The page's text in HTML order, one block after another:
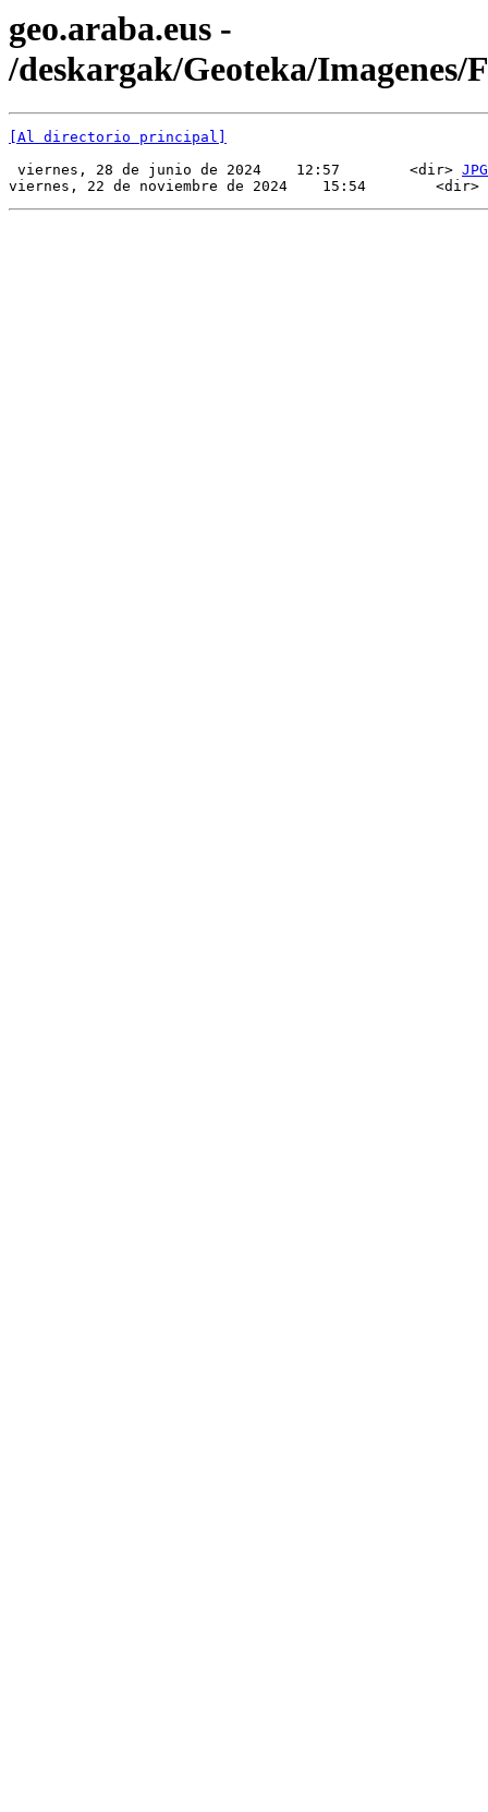
geo.araba.eus -
/deskargak/Geoteka/Imagenes/
[Al directorio principal]
viernes, 28 de junio de 2024    12:57        <dir> JPG
viernes, 22 de noviembre de 2024    15:54        <dir>